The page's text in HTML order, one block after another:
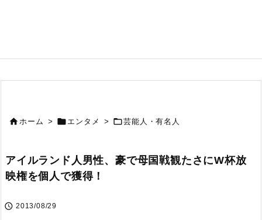
ホーム >  エンタメ > 芸能人・有名人
アイルランド人男性、豪で母国戦観たさにW杯放
映権を個人で獲得！
 2013/08/29